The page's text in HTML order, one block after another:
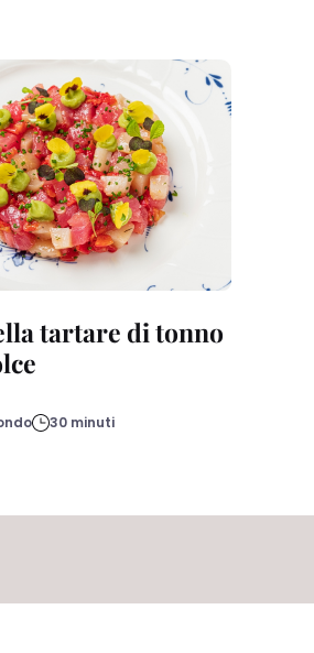
tartare di tonno
30 minuti